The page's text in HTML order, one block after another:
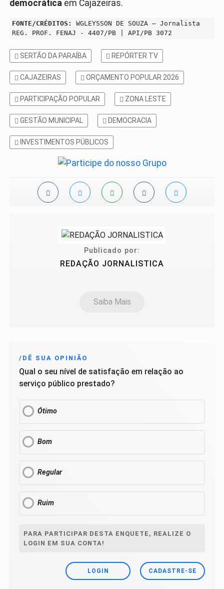
democrática em Cajazeiras.
FONTE/CRÉDITOS:
WGLEYSSON DE SOUZA – Jornalista
REG. PROF. FENAJ - 4407/PB | API/PB 3072
SERTÃO DA PARAÍBA REPÓRTER TV
CAJAZEIRAS ORÇAMENTO POPULAR 2026
PARTICIPAÇÃO POPULAR ZONA LESTE
GESTÃO MUNICIPAL DEMOCRACIA
INVESTIMENTOS PÚBLICOS
Publicado por:
REDAÇÃO JORNALISTICA
Saiba Mais
/DÊ SUA OPINIÃO
Qual o seu nível de satisfação em relação ao
serviço público prestado?
Ótimo
Bom
Regular
Ruim
PARA PARTICIPAR DESTA ENQUETE, REALIZE O
LOGIN EM SUA CONTA!
LOGIN CADASTRE-SE